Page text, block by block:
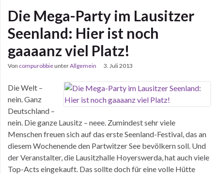
Die Mega-Party im Lausitzer
Seenland: Hier ist noch
gaaaanz viel Platz!
Von compurobbieunterAllgemein 3. Juli 2013
Die Welt –
nein. Ganz
Deutschland –
nein. Die ganze Lausitz – neee. Zumindest sehr viele
Menschen freuen sich auf das erste Seenland-Festival, das an
diesem Wochenende den Partwitzer See bevölkern soll. Und
der Veranstalter, die Lausitzhalle Hoyerswerda, hat auch viele
Top-Acts eingekauft. Das sollte doch für eine volle Hütte